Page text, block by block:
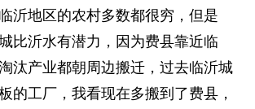
沂地区的农村多数都很穷，但是
比沂水有潜力，因为费县靠近临
汰产业都朝周边搬迁，过去临沂城
的工厂，我看现在多搬到了费县，